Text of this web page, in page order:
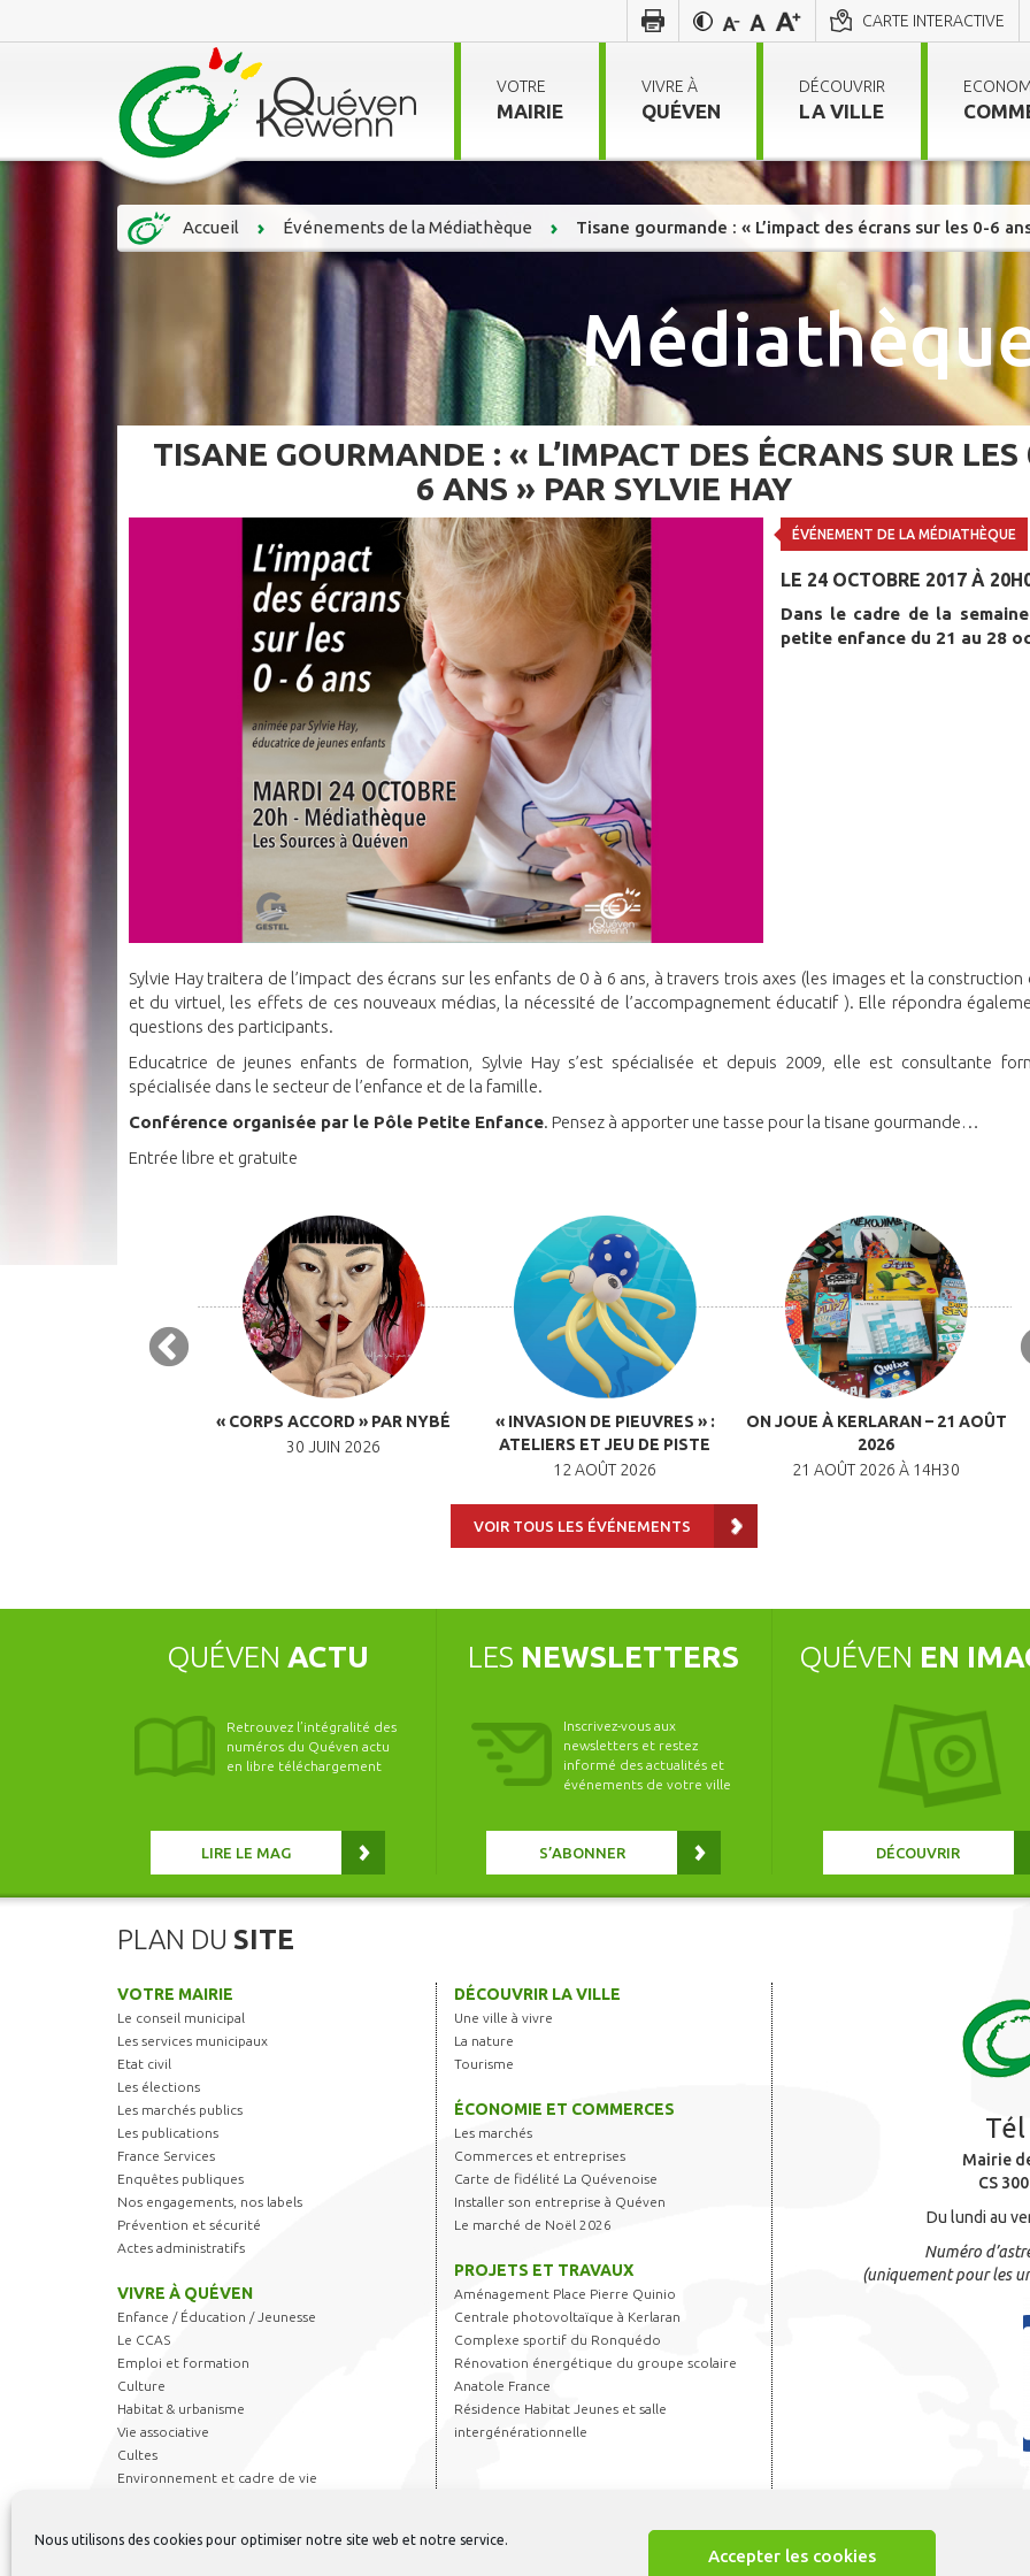
Nous utilisons des cookies pour optimiser notre site web et notre service.
Accepter les cookies
CARTE INTERACTIVE
VOTRE
MAIRIE
VIVRE À
QUÉVEN
DÉCOUVRIR
LA VILLE
Accueil Événements de la Médiathèque Tisane gourmande : « L’impact des écrans sur les 0-6
TISANE GOURMANDE : « L’IMPACT DES ÉCRANS SUR LES
6 ANS » PAR SYLVIE HAY
ÉVÉNEMENT DE LA MÉDIATHÈQUE
LE 24 OCTOBRE 2017 À
Dans le cadre de la
petite enfance du 21 au 28
Sylvie Hay traitera de l’impact des écrans sur les enfants de 0 à 6 ans, à travers trois axes (les images et la construction
et du virtuel, les effets de ces nouveaux médias, la nécessité de l’accompagnement éducatif ). Elle répondra
questions des participants.
Educatrice de jeunes enfants de formation, Sylvie Hay s’est spécialisée et depuis 2009, elle est consultante
spécialisée dans le secteur de l’enfance et de la famille.
Conférence organisée par le Pôle Petite Enfance. Pensez à apporter une tasse pour la tisane gourmande…
Entrée libre et gratuite
« CORPS ACCORD » PAR NYBÉ
30 JUIN 2026
« INVASION DE PIEUVRES » :
ATELIERS ET JEU DE PISTE
12 AOÛT 2026
ON JOUE À KERLARAN – 21 AOÛT
2026
21 AOÛT 2026 À 14H30
VOIR TOUS LES ÉVÉNEMENTS
QUÉVEN ACTU
Retrouvez l’intégralité des
numéros du Quéven actu
en libre téléchargement
LIRE LE MAG
LES NEWSLETTERS
Inscrivez-vous aux
newsletters et restez
informé des actualités et
événements de votre ville
S’ABONNER
QUÉVEN EN
DÉCOUVRIR
PLAN DU SITE
VOTRE MAIRIE
Le conseil municipal
Les services municipaux
Etat civil
Les élections
Les marchés publics
Les publications
France Services
Enquêtes publiques
Nos engagements, nos labels
Prévention et sécurité
Actes administratifs
VIVRE À QUÉVEN
Enfance / Éducation / Jeunesse
Le CCAS
Emploi et formation
Culture
Habitat & urbanisme
Vie associative
Cultes
Environnement et cadre de vie
Règlements et autorisations
DÉCOUVRIR LA VILLE
Une ville à vivre
La nature
Tourisme
ÉCONOMIE ET COMMERCES
Les marchés
Commerces et entreprises
Carte de fidélité La Quévenoise
Installer son entreprise à Quéven
Le marché de Noël 2026
PROJETS ET TRAVAUX
Aménagement Place Pierre Quinio
Centrale photovoltaïque à Kerlaran
Complexe sportif du Ronquédo
Rénovation énergétique du groupe scolaire
Anatole France
Résidence Habitat Jeunes et salle
intergénérationnelle
Tél
Mairie
CS
Du lundi au
Numéro
(uniquement pour les